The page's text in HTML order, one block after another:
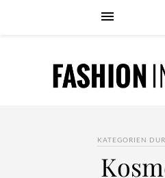
KATEGORIEN